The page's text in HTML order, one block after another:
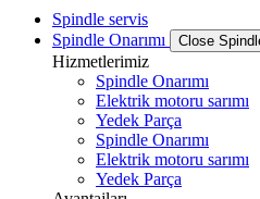
Spindle servis
Spindle Onarımı
Close
Hizmetlerimiz
Spindle Onarımı
Elektrik motoru sarımı
Yedek Parça
Spindle Onarımı
Elektrik motoru sarımı
Yedek Parça